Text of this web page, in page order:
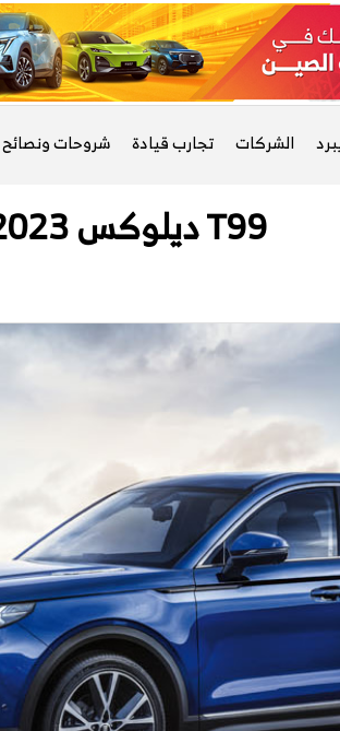
الشركات تجارب قيادة شروحات ونصائح
T99 ديلوكس 2023